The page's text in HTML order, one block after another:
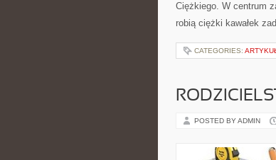
Ciężkiego. W centrum
robią ciężki kawałek
CATEGORIES:
POSTED BY ADMIN